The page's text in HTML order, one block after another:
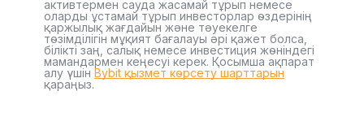
активтермен сауда жасамай тұрып немесе
оларды ұстамай тұрып инвесторлар өздерінің
қаржылық жағдайын және тәуекелге
төзімділігін мұқият бағалауы әрі қажет болса,
білікті заң, салық немесе инвестиция жөніндегі
мамандармен кеңесуі керек. Қосымша ақпарат
алу үшін Bybit қызмет көрсету шарттарын
қараңыз.